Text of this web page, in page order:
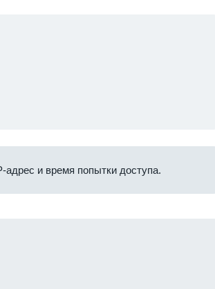
и время попытки доступа.